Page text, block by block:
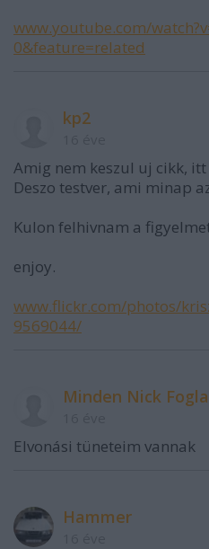
www.youtube.com/
0&feature=related
kp2
Amig nem keszul uj cikk,
Deszo testver, ami minap
Kulon felhivnam a
enjoy.
www.flickr.com/photos/
9569044/
Minden Nick
Elvonási tüneteim vannak
Hammer